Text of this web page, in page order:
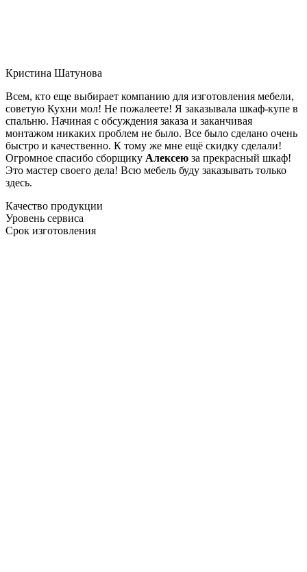
Кристина Шатунова
Всем, кто еще выбирает компанию для изготовления мебели,
советую Кухни мол! Не пожалеете! Я заказывала шкаф-купе в
спальню. Начиная с обсуждения заказа и заканчивая
монтажом никаких проблем не было. Все было сделано очень
быстро и качественно. К тому же мне ещё скидку сделали!
Огромное спасибо сборщику Алексею за прекрасный шкаф!
Это мастер своего дела! Всю мебель буду заказывать только
здесь.
Качество продукции
Уровень сервиса
Срок изготовления